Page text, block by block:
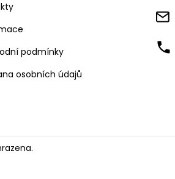
podmínky
osobních údajů